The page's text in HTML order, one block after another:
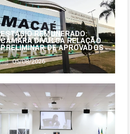
ESTÁGIO REMUNERADO:
CÂMARA DIVULGA RELAÇÃO
PRELIMINAR DE APROVADOS
05/08/2026